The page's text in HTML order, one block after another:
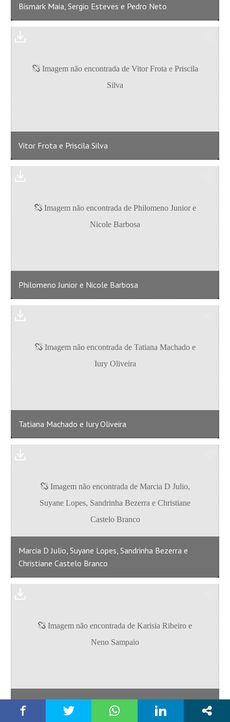
Bismark Maia, Sergio Esteves e Pedro Neto
Vitor Frota e Priscila Silva
Philomeno Junior e Nicole Barbosa
Tatiana Machado e Iury Oliveira
Marcia D Julio, Suyane Lopes, Sandrinha Bezerra e
Christiane Castelo Branco
Karisia Ribeiro e Neno Sampaio